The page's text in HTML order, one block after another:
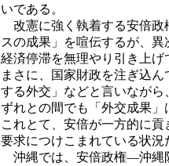
いである。
改憲に強く執着する安倍政
スの成果」を喧伝するが、
経済停滞を無理やり引き上
まさに、国家財政を注ぎ込
する外交」などと言いなが
ずれとの間でも「外交成果
これとて、安倍が一方的に
要求につけこまれている状況
沖縄では、安倍政権―沖縄